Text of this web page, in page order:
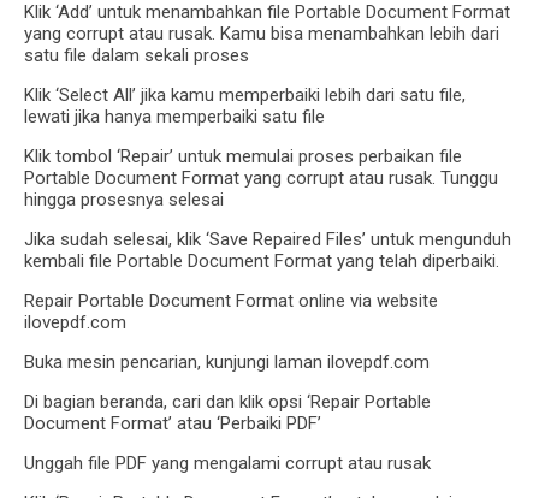
Klik ‘Add’ untuk menambahkan file Portable Document Format
yang corrupt atau rusak. Kamu bisa menambahkan lebih dari
satu file dalam sekali proses
Klik ‘Select All’ jika kamu memperbaiki lebih dari satu file,
lewati jika hanya memperbaiki satu file
Klik tombol ‘Repair’ untuk memulai proses perbaikan file
Portable Document Format yang corrupt atau rusak. Tunggu
hingga prosesnya selesai
Jika sudah selesai, klik ‘Save Repaired Files’ untuk mengunduh
kembali file Portable Document Format yang telah diperbaiki.
Repair Portable Document Format online via website
ilovepdf.com
Buka mesin pencarian, kunjungi laman ilovepdf.com
Di bagian beranda, cari dan klik opsi ‘Repair Portable
Document Format’ atau ‘Perbaiki PDF’
Unggah file PDF yang mengalami corrupt atau rusak